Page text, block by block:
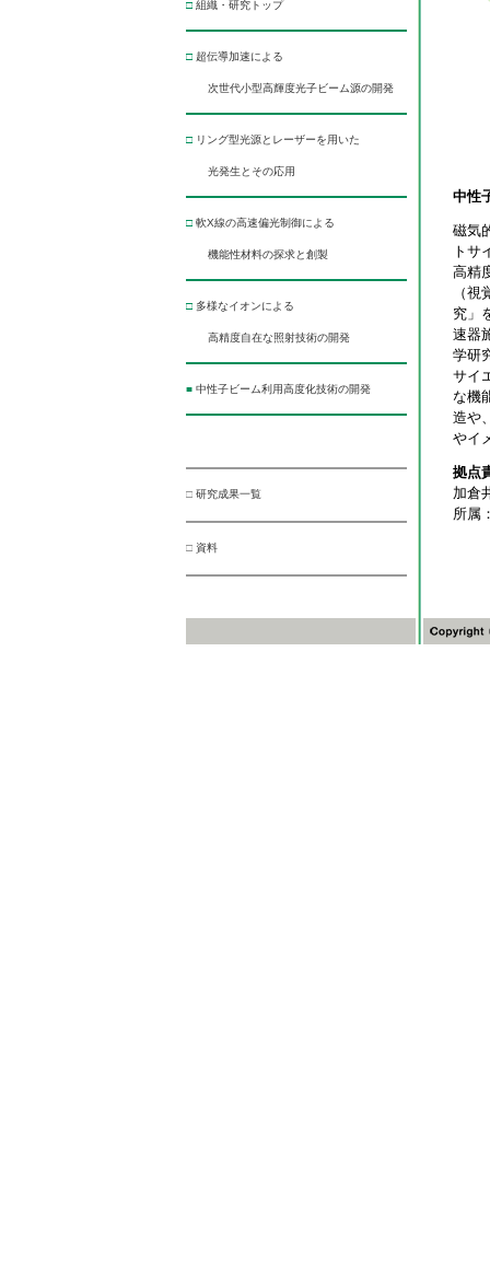
□ 組織・研究トップ
□ 超伝導加速による
次世代小型高輝度光子ビーム源の開発
□ リング型光源とレーザーを用いた
光発生とその応用
□ 軟X線の高速偏光制御による
機能性材料の探求と創製
□ 多様なイオンによる
高精度自在な照射技術の開発
■ 中性子ビーム利用高度化技術の開発
□ 研究成果一覧
□ 資料
中性
磁気
ト
高精
（
究」
速器
学研
サイ
な機
造や
やイ
拠点
加倉
所属